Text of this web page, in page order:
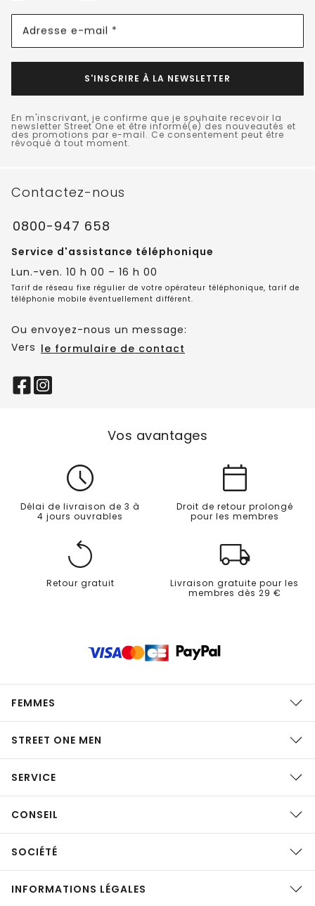
Adresse e-mail *
S'INSCRIRE À LA NEWSLETTER
En m'inscrivant, je confirme que je souhaite recevoir la
newsletter Street One et être informé(e) des nouveautés et
des promotions par e-mail. Ce consentement peut être
révoqué à tout moment.
Contactez-nous
0800-947 658
Service d'assistance téléphonique
Lun.-ven. 10 h 00 – 16 h 00
Tarif de réseau fixe régulier de votre opérateur téléphonique, tarif de
téléphonie mobile éventuellement différent.
Ou envoyez-nous un message:
Vers le formulaire de contact
Vos avantages
Délai de livraison de 3 à
4 jours ouvrables
Droit de retour prolongé
pour les membres
Retour gratuit
Livraison gratuite pour les
membres dès 29 €
FEMMES
STREET ONE MEN
SERVICE
CONSEIL
SOCIÉTÉ
INFORMATIONS LÉGALES